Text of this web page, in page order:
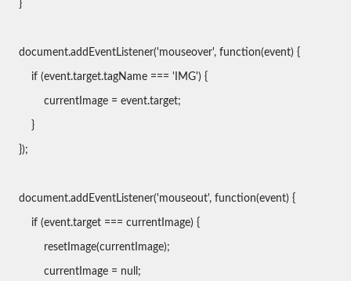
}
document.addEventListener('mouseover', function(event) {
if (event.target.tagName === 'IMG') {
currentImage = event.target;
}
});
document.addEventListener('mouseout', function(event) {
if (event.target === currentImage) {
resetImage(currentImage);
currentImage = null;